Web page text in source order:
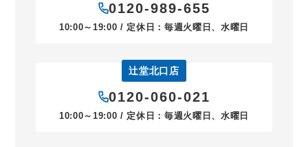
0120-989-655
10:00～19:00 / 定休日：毎週火曜日、水曜日
辻堂北口店
0120-060-021
10:00～19:00 / 定休日：毎週火曜日、水曜日